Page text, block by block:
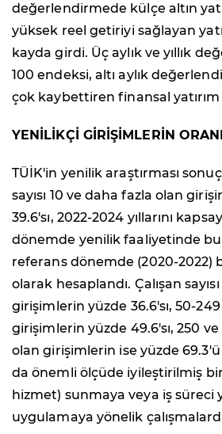
değerlendirmede külçe altın
yüksek reel getiriyi sağlayan
kayda girdi. Üç aylık ve yıllık
100 endeksi, altı aylık
çok kaybettiren finansal yatırım
YENİLİKÇİ GİRİŞİMLERİN
TÜİK'in yenilik araştırması
sayısı 10 ve daha fazla olan
39.6'sı, 2022-2024 yıllarını
dönemde yenilik faaliyetinde
referans dönemde (2020-2022)
olarak hesaplandı. Çalışan
girişimlerin yüzde 36.6'sı, 50-249
girişimlerin yüzde 49.6'sı, 250 ve
olan girişimlerin ise yüzde
da önemli ölçüde iyileştirilmiş
hizmet) sunmaya veya iş süreci
uygulamaya yönelik